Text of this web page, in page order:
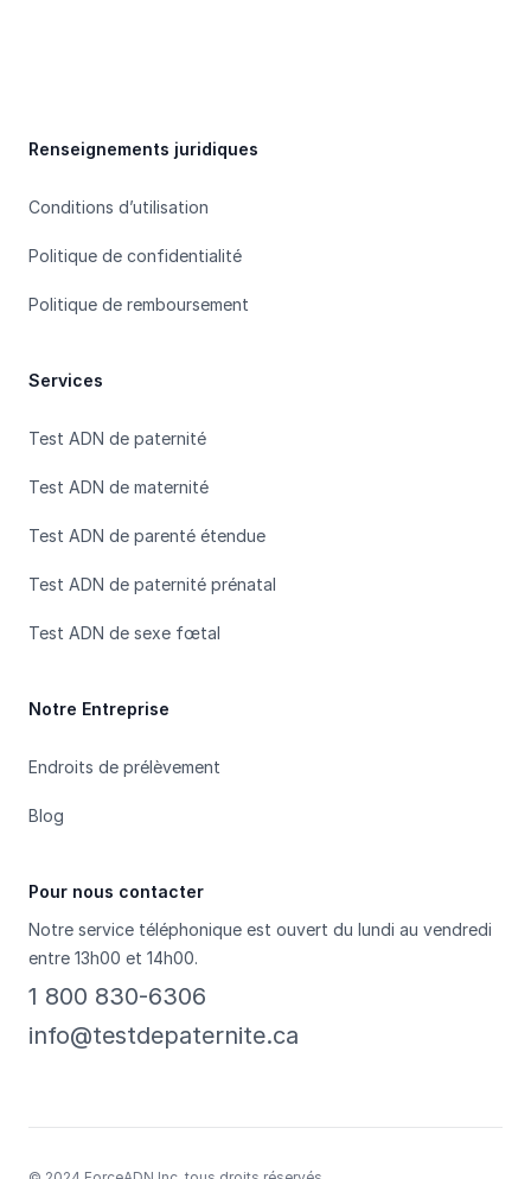
Renseignements juridiques
Conditions d’utilisation
Politique de confidentialité
Politique de remboursement
Services
Test ADN de paternité
Test ADN de maternité
Test ADN de parenté étendue
Test ADN de paternité prénatal
Test ADN de sexe fœtal
Notre Entreprise
Endroits de prélèvement
Blog
Pour nous contacter
Notre service téléphonique est ouvert du lundi au vendredi
entre 13h00 et 14h00.
1 800 830-6306
info@testdepaternite.ca